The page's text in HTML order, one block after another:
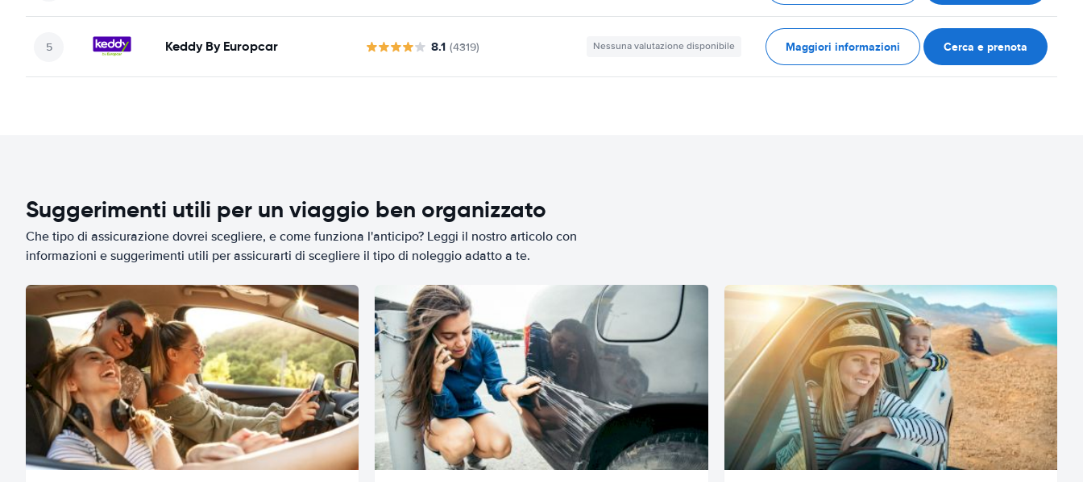
Keddy By Europcar 8.1 (4319) Nessuna valutazione disponibile Maggiori informazioni Cerca e prenota
Suggerimenti utili per un viaggio ben organizzato
Che tipo di assicurazione dovrei scegliere, e come funziona l'anticipo? Leggi il nostro articolo con
informazioni e suggerimenti utili per assicurarti di scegliere il tipo di noleggio adatto a te.